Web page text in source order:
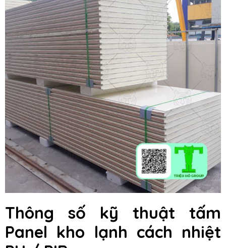
Thông số kỹ thuật tấm
Panel kho lạnh cách nhiệt